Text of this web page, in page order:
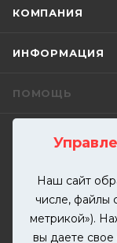
Наш сайт
числе, файлы
метрикой»).
вы даете
КОМПАНИЯ
ИНФОРМАЦИЯ
ПОМОЩЬ
+7